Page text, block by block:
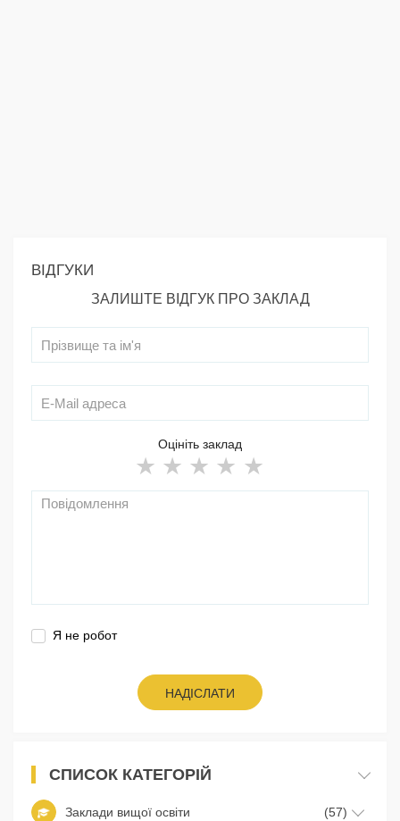
ВІДГУКИ
ЗАЛИШТЕ ВІДГУК ПРО ЗАКЛАД
Оцініть заклад
Я не робот
НАДІСЛАТИ
СПИСОК КАТЕГОРІЙ
Заклади вищої освіти (57)